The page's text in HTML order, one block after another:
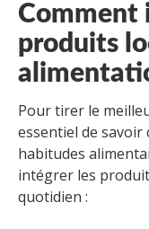
Comment
produits
Pour tirer le
essentiel de
habitudes
intégrer les
quotidien :